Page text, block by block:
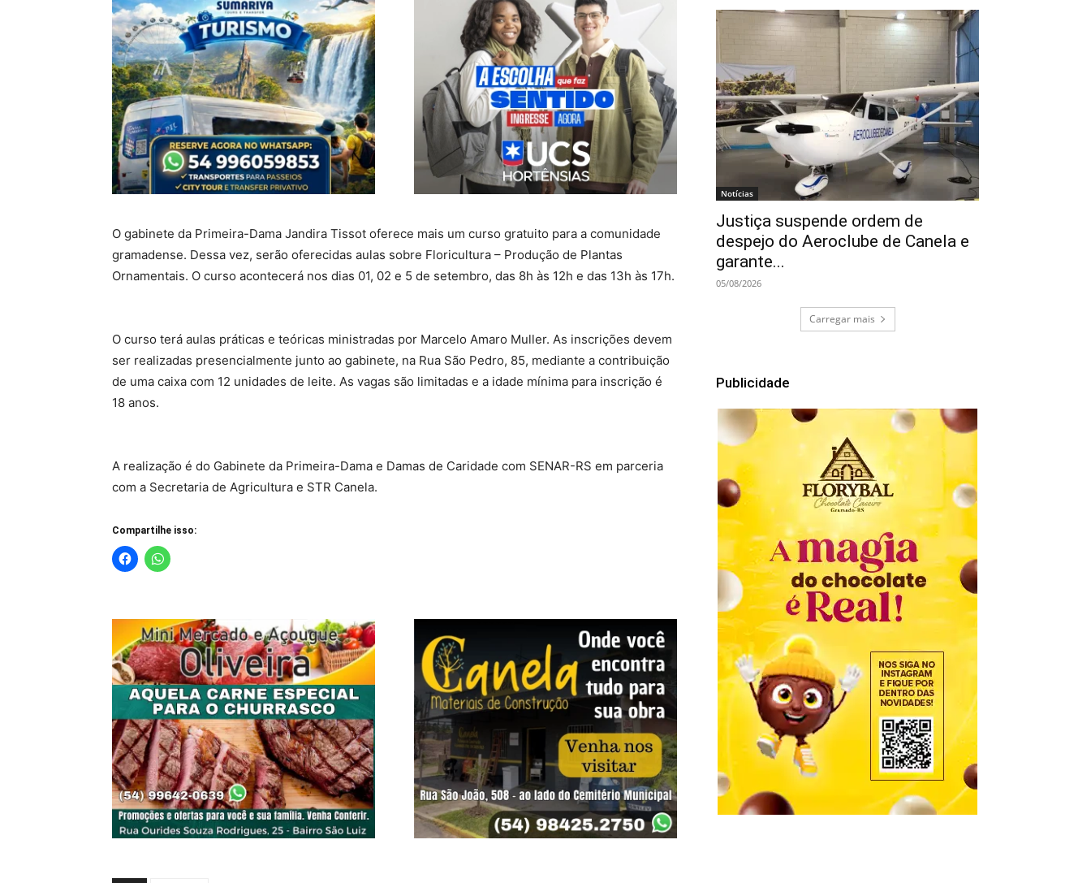
O gabinete da Primeira-Dama Jandira Tissot oferece mais um curso gratuito para a comunidade
gramadense. Dessa vez, serão oferecidas aulas sobre Floricultura – Produção de Plantas
Ornamentais. O curso acontecerá nos dias 01, 02 e 5 de setembro, das 8h às 12h e das 13h às 17h.
O curso terá aulas práticas e teóricas ministradas por Marcelo Amaro Muller. As inscrições devem
ser realizadas presencialmente junto ao gabinete, na Rua São Pedro, 85, mediante a contribuição
de uma caixa com 12 unidades de leite. As vagas são limitadas e a idade mínima para inscrição é
18 anos.
A realização é do Gabinete da Primeira-Dama e Damas de Caridade com SENAR-RS em parceria
com a Secretaria de Agricultura e STR Canela.
Compartilhe isso:
Notícias
Justiça suspende ordem de
despejo do Aeroclube de Canela e
garante...
05/08/2026
Carregar mais
Publicidade